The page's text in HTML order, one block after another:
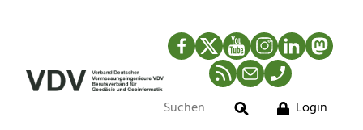
Facebook
TwitterYouTubeInstagram
LinkedIn
RSS-Newsfeed
MailTelefon
Suche
Login